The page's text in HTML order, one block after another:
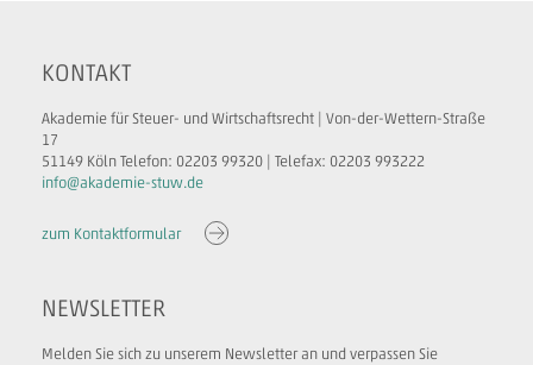
KONTAKT
Akademie für Steuer- und Wirtschaftsrecht | Von-der-Wettern-Straße
17
51149 Köln Telefon: 02203 99320 | Telefax: 02203 993222
info@akademie-stuw.de
zum Kontaktformular
NEWSLETTER
Melden Sie sich zu unserem Newsletter an und verpassen Sie